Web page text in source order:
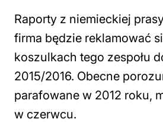
Raporty z niemieckiej
firma będzie reklamować
koszulkach tego zespołu
2015/2016. Obecne
parafowane w 2012 roku,
w czerwcu.